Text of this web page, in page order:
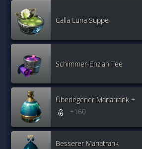
Calla Luna Suppe
Schimmer-Enzian Tee
Überlegener Manatrank +
+160
Besserer Manatrank